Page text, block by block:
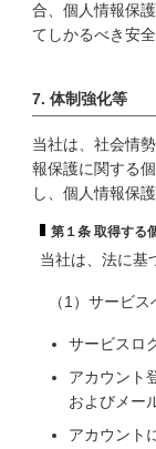
合、個人情報保
てしかるべき安
7. 体制強化等
当社は、社会情
報保護に関する
し、個人情報保
第１条 取得する
当社は、法に基
（1）サービ
サービスロ
アカウント
およびメー
アカウント